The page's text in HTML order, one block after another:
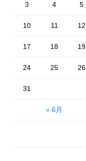
« 6月
3 4 5
10 11 12
17 18 19
24 25 26
31